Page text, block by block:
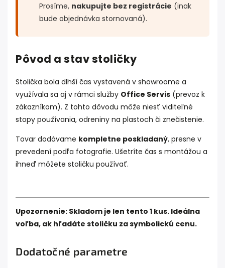
Prosíme, nakupujte bez registrácie (inak
bude objednávka stornovaná).
Pôvod a stav stoličky
Stolička bola dlhší čas vystavená v showroome a
využívala sa aj v rámci služby Office Servis (prevoz k
zákazníkom). Z tohto dôvodu môže niesť viditeľné
stopy používania, odreniny na plastoch či znečistenie.
Tovar dodávame kompletne poskladaný, presne v
prevedení podľa fotografie. Ušetríte čas s montážou a
ihneď môžete stoličku používať.
Upozornenie: Skladom je len tento 1 kus. Ideálna
voľba, ak hľadáte stoličku za symbolickú cenu.
Dodatočné parametre